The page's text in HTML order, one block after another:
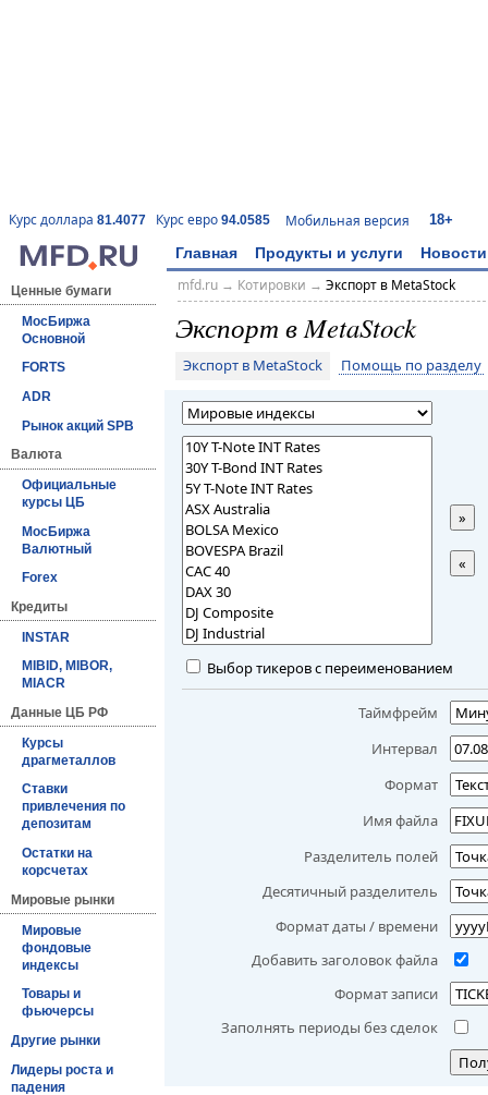
Курс доллара 81.4077 Курс евро 94.0585 Мобильная версия 18+
Главная Продукты и услуги Новости
Ценные бумаги
МосБиржа
Основной
FORTS
ADR
Рынок акций SPB
Валюта
Официальные
курсы ЦБ
МосБиржа
Валютный
Forex
Кредиты
INSTAR
MIBID, MIBOR,
MIACR
Данные ЦБ РФ
Курсы
драгметаллов
Ставки
привлечения по
депозитам
Остатки на
корсчетах
Мировые рынки
Мировые
фондовые
индексы
Товары и
фьючерсы
Другие рынки
Лидеры роста и
падения
mfd.ru→ Котировки → Экспорт в MetaStock
Экспорт в MetaStock
Экспорт в MetaStock Помощь по разделу
»
«
Выбор тикеров с переименованием
Таймфрейм
Интервал
Формат
Имя файла
Разделитель полей
Десятичный разделитель
Формат даты / времени
Добавить заголовок файла
Формат записи
Заполнять периоды без сделок